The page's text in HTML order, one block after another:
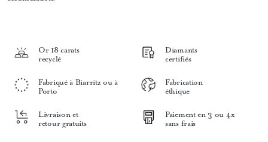
Or 18 carats
recyclé
Diamants
certifiés
Fabriqué à Biarritz ou à
Porto
Fabrication
éthique
Livraison et
retour gratuits
Paiement en 3 ou 4x
sans frais